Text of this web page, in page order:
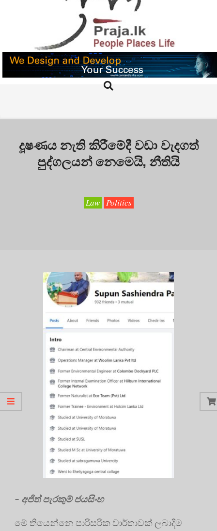
PRAJA.LK
Search
දූෂණය නැති කිරීමේදී වඩා වැදගත්
පුද්ගලයන් නෙමෙයි, නීතියි
Law Politics
– අජිත් පැරකුම් ජයසිංහ
මේ තියෙන්නෙ පාරිසරික වාර්තාවක් ලබාදීම